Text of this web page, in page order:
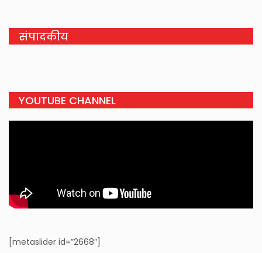
संपादकीय
YOUTUBE CHANNEL
[metaslider id=”2668″]